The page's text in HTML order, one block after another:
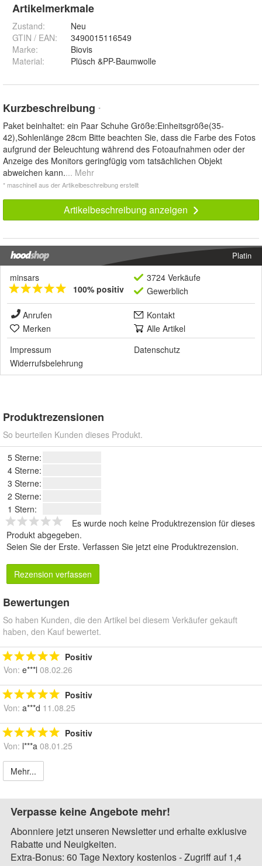
Artikelmerkmale
Zustand:
Neu
GTIN / EAN:
3490015116549
Marke:
Biovis
Material: Plüsch &PP-Baumwolle
Kurzbeschreibung *
Paket beinhaltet: ein Paar Schuhe Größe:Einheitsgröße(35-
42),Sohlenlänge 28cm Bitte beachten Sie, dass die Farbe des Fotos
aufgrund der Beleuchtung während des Fotoaufnahmen oder der
Anzeige des Monitors geringfügig vom tatsächlichen Objekt
abweichen kann.... Mehr
* maschinell aus der Artikelbeschreibung erstellt
Artikelbeschreibung anzeigen
Platin
minsars
100% positiv
3724 Verkäufe
Gewerblich
Anrufen
Kontakt
Merken
Alle Artikel
Impressum
Datenschutz
Widerrufsbelehrung
Produktrezensionen
So beurteilen Kunden dieses Produkt.
5 Sterne:
4 Sterne:
3 Sterne:
2 Sterne:
1 Stern:
Es wurde noch keine Produktrezension für dieses
Produkt abgegeben.
Seien Sie der Erste. Verfassen Sie jetzt eine Produktrezension.
Rezension verfassen
Bewertungen
So haben Kunden, die den Artikel bei diesem Verkäufer gekauft
haben, den Kauf bewertet.
Positiv
Von: e***l 08.02.26
Positiv
Von: a***d 11.08.25
Positiv
Von: l***a 08.01.25
Mehr...
Verpasse keine Angebote mehr!
Abonniere jetzt unseren Newsletter und erhalte exklusive
Rabatte und Neuigkeiten.
Extra-Bonus: 60 Tage Nextory kostenlos - Zugriff auf 1,4